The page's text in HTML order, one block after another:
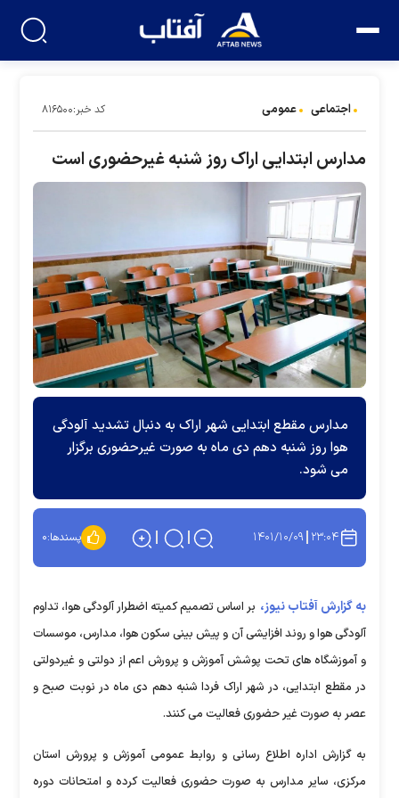
اجتماعی عمومی کد خبر:۸۱۶۵۰۰
مدارس ابتدایی اراک روز شنبه غیرحضوری است
مدارس مقطع ابتدایی شهر اراک به دنبال تشدید آلودگی
هوا روز شنبه دهم دی ماه به صورت غیرحضوری برگزار
می شود.
۲۳:۰۴ ۱۴۰۱/۱۰/۰۹ پسندها:۰
به گزارش آفتاب نیوز، بر اساس تصمیم کمیته اضطرار آلودگی هوا، تداوم
آلودگی هوا و روند افزایشی آن و پیش بینی سکون هوا، مدارس، موسسات
و آموزشگاه های تحت پوشش آموزش و پرورش اعم از دولتی و غیردولتی
در مقطع ابتدایی، در شهر اراک فردا شنبه دهم دی ماه در نوبت صبح و
عصر به صورت غیر حضوری فعالیت می کنند.
به گزارش اداره اطلاع رسانی و روابط عمومی آموزش و پرورش استان
مرکزی، سایر مدارس به صورت حضوری فعالیت کرده و امتحانات دوره